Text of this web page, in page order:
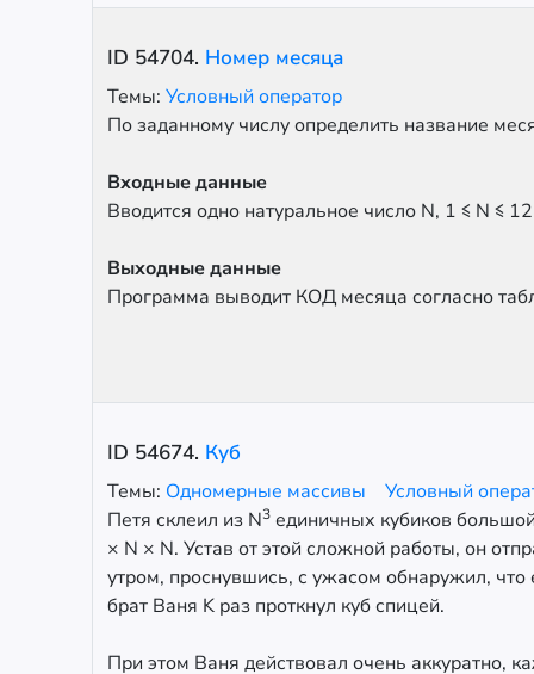
ID 54704. Номер месяца
Темы: Условный оператор
По заданному числу определить название
Входные данные
Вводится одно натуральное число N, 1 ≤ N ≤ 12
Выходные данные
Программа выводит КОД месяца согласно
ID 54674. Куб
Темы: Одномерные массивы
Условный
Петя склеил из N3 единичных кубиков
× N × N. Устав от этой сложной работы, он
утром, проснувшись, с ужасом обнаружил,
брат Ваня K раз проткнул куб спицей.
При этом Ваня действовал очень аккуратно,